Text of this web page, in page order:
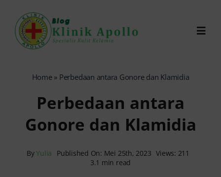
content
0821-1099-9870
Home» Perbedaan antara Gonore dan Klamidia
Perbedaan antara
Gonore dan Klamidia
ByYulia Published On: Mei 25th, 2023 Views: 211
3.1 min read